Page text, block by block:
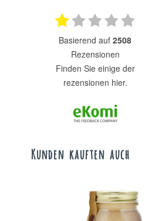
basierend auf 2508
Rezensionen
finden Sie einige der
rezensionen hier.
Kunden kauften auch